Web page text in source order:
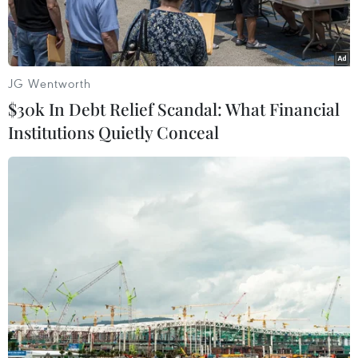
giấy khen tại buổi lễ. (Ảnh: Hoàng Hùng/TTXVN)
Sáng 27/11, Ban Dân tộc tỉnh Vĩnh Phúc phối
hợp với Sở Giáo dục và Đào tạo tổ chức tuyên
dương giáo viên, học sinh, sinh viên dân tộc
thiểu số tiểu biểu xuất sắc năm học 2018-2019.
Dự buổi lễ có ông Vũ Chí Giang, Tỉnh ủy viên,
JG Wentworth
$30k In Debt Relief Scandal: What Financial
Institutions Quietly Conceal